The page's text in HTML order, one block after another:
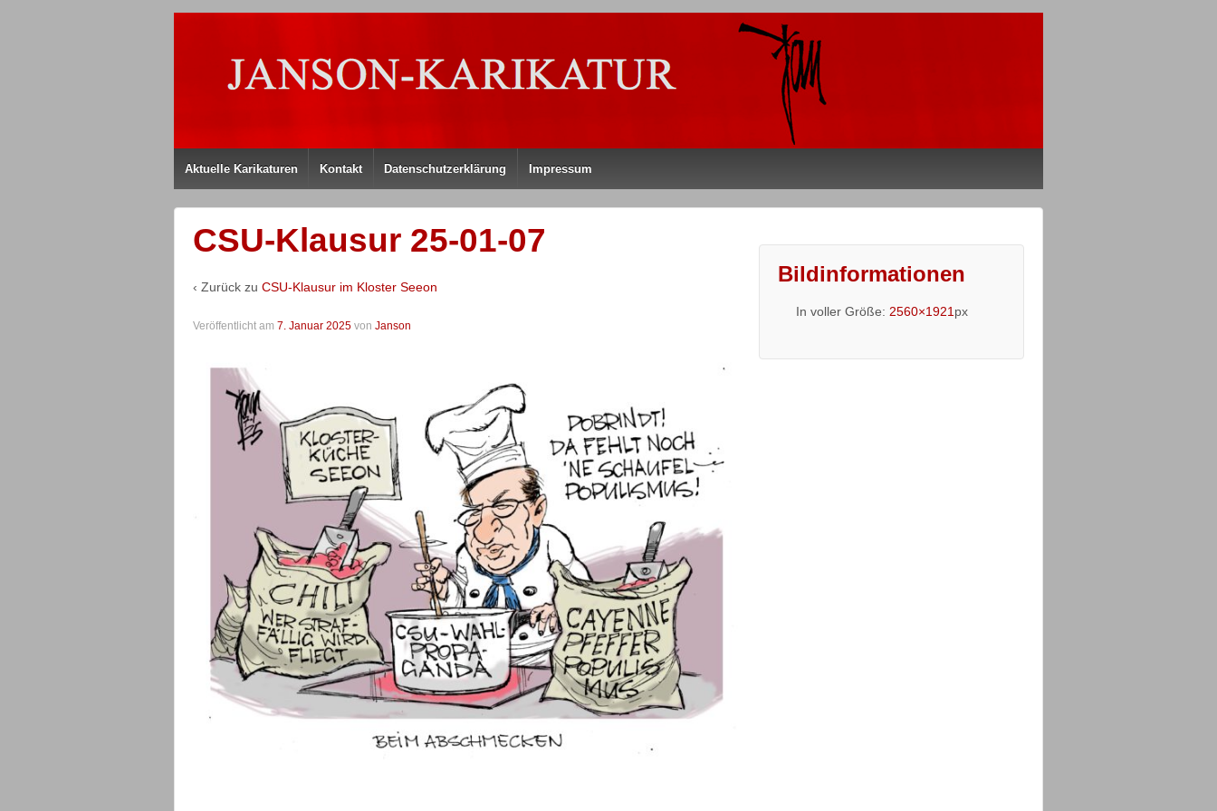
Aktuelle Karikaturen Kontakt Datenschutzerklärung Impressum
CSU-Klausur 25-01-07
‹ Zurück zu CSU-Klausur im Kloster Seeon
Veröffentlicht am 7. Januar 2025 von Janson
Bildinformationen
In voller Größe: 2560×1921 px